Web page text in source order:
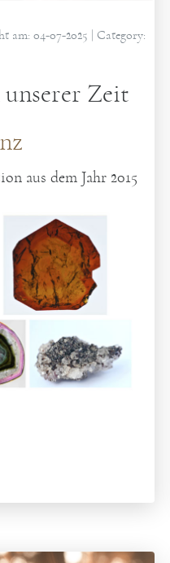
am: 04-07-2025 | Category:
Zeit
aus dem Jahr 2015